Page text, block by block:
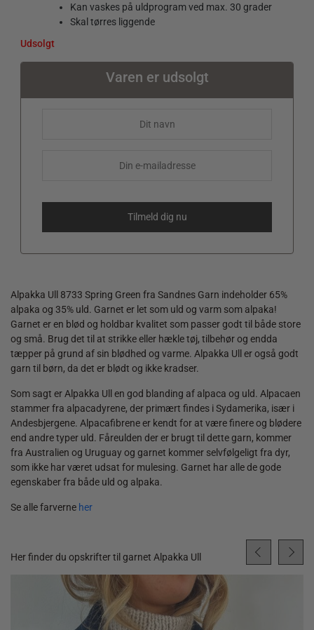
Kan vaskes på uldprogram ved max. 30 grader
Skal tørres liggende
Udsolgt
Varen er udsolgt
Alpakka Ull 8733 Spring Green fra Sandnes Garn indeholder 65%
alpaka og 35% uld. Garnet er let som uld og varm som alpaka!
Garnet er en blød og holdbar kvalitet som passer godt til både store
og små. Brug det til at strikke eller hækle tøj, tilbehør og endda
tæpper på grund af sin blødhed og varme. Alpakka Ull er også godt
garn til børn, da det er blødt og ikke kradser.
Som sagt er Alpakka Ull en god blanding af alpaca og uld. Alpacaen
stammer fra alpacadyrene, der primært findes i Sydamerika, især i
Andesbjergene. Alpacafibrene er kendt for at være finere og blødere
end andre typer uld. Fåreulden der er brugt til dette garn, kommer
fra Australien og Uruguay og garnet kommer selvfølgeligt fra dyr,
som ikke har været udsat for mulesing. Garnet har alle de gode
egenskaber fra både uld og alpaka.
Se alle farverne her
Her finder du opskrifter til garnet Alpakka Ull